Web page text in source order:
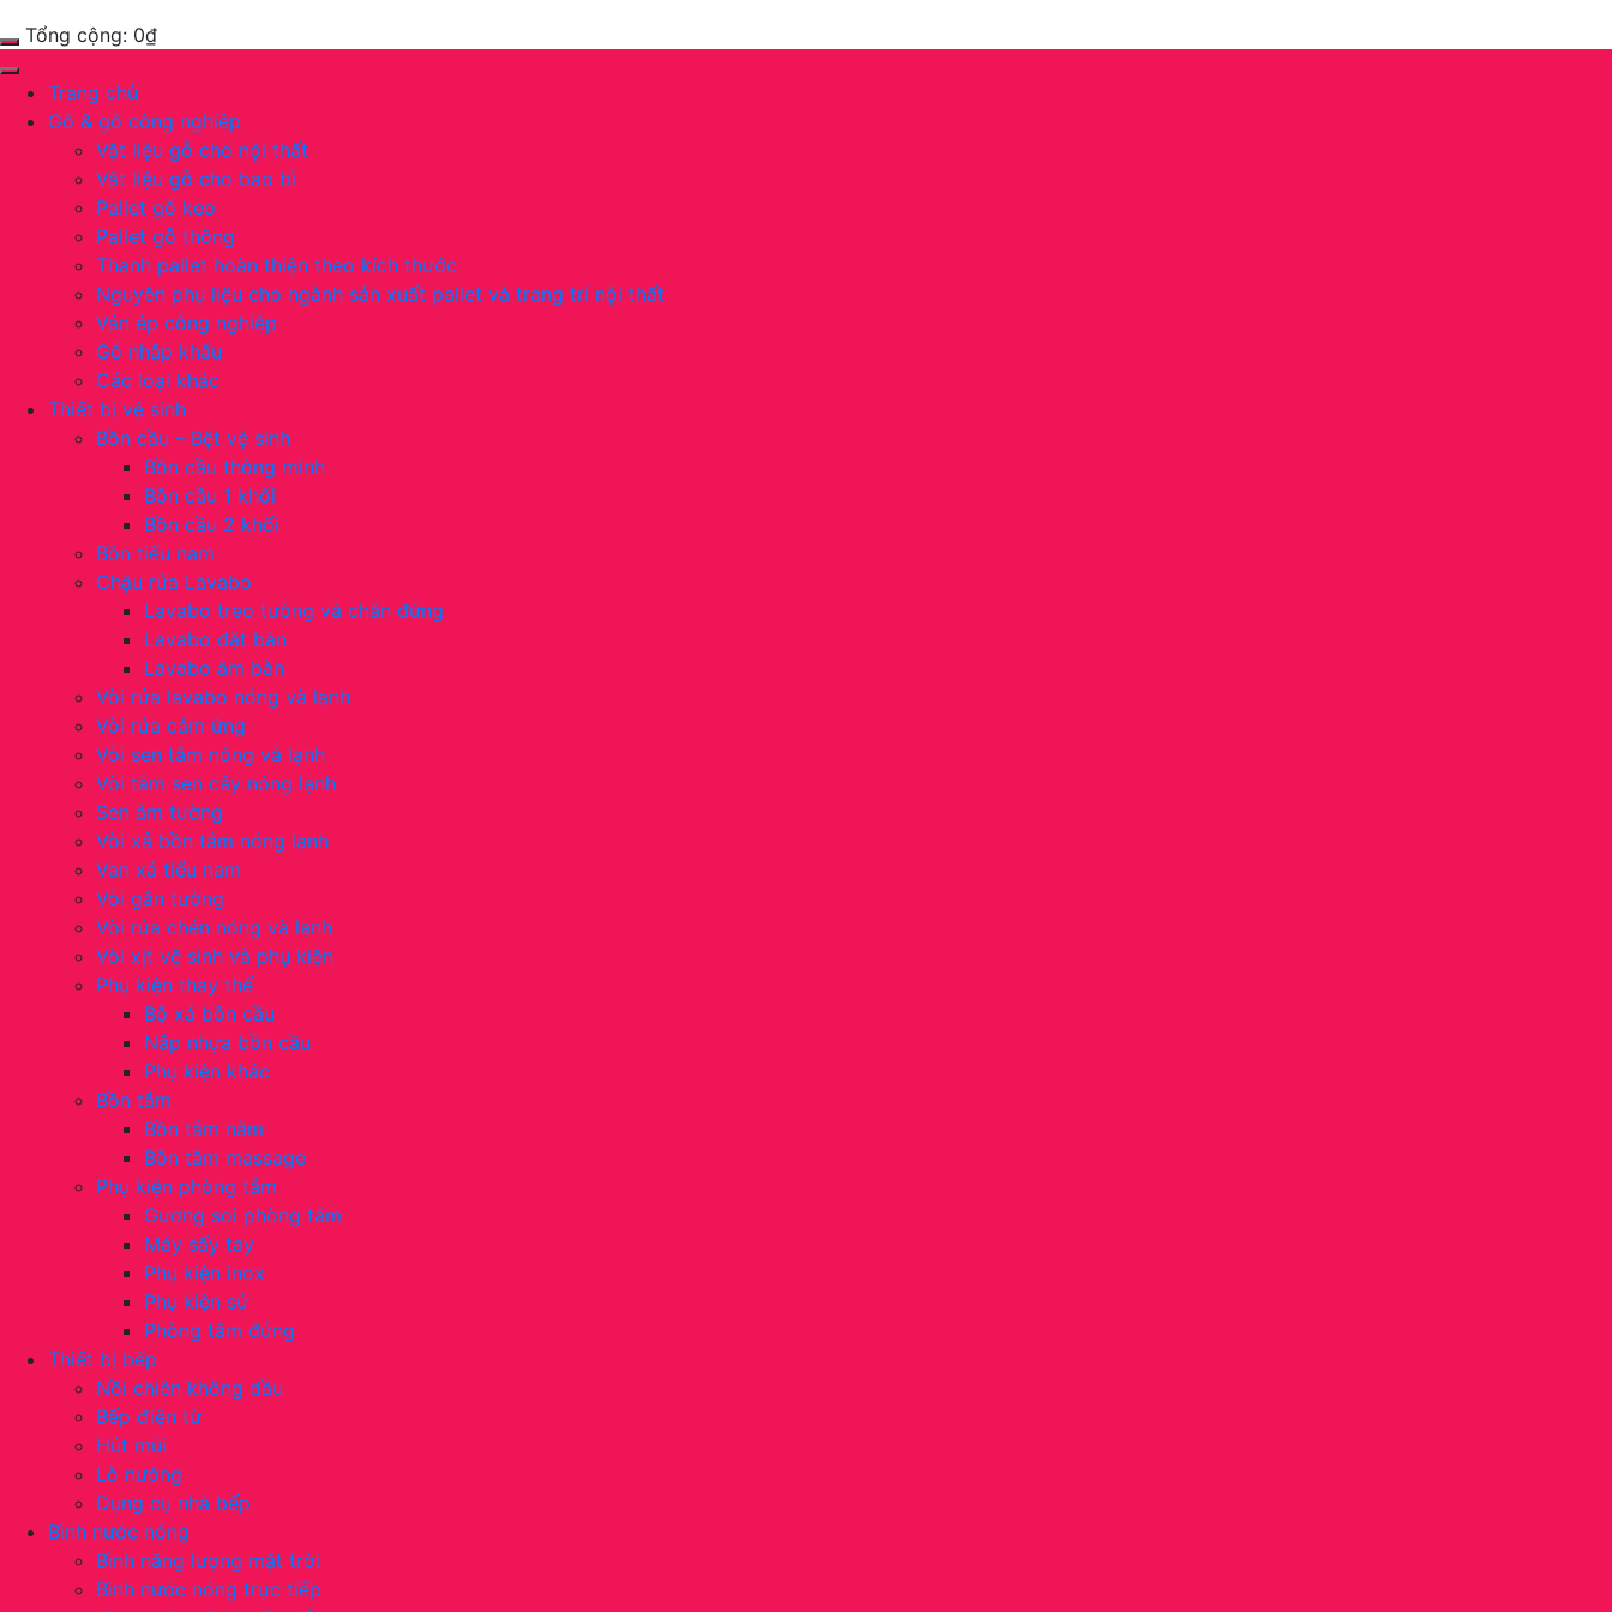
Tổng cộng: 0₫
Trang chủ
Gỗ & gỗ công nghiệp
Vật liệu gỗ cho nội thất
Vật liệu gỗ cho bao bì
Pallet gỗ keo
Pallet gỗ thông
Thanh pallet hoàn thiện theo kích thước
Nguyên phụ liệu cho ngành sản xuất pallet và trang trí nội thất
Ván ép công nghiệp
Gỗ nhập khẩu
Các loại khác
Thiết bị vệ sinh
Bồn cầu – Bệt vệ sinh
Bồn cầu thông minh
Bồn cầu 1 khối
Bồn cầu 2 khối
Bồn tiểu nam
Chậu rửa Lavabo
Lavabo treo tường và chân đứng
Lavabo đặt bàn
Lavabo âm bàn
Vòi rửa lavabo nóng và lạnh
Vòi rửa cảm ứng
Vòi sen tắm nóng và lạnh
Vòi tắm sen cây nóng lạnh
Sen âm tường
Vòi xả bồn tắm nóng lạnh
Van xả tiểu nam
Vòi gắn tường
Vòi rửa chén nóng và lạnh
Vòi xịt vệ sinh và phụ kiện
Phụ kiện thay thế
Bộ xả bồn cầu
Nắp nhựa bồn cầu
Phụ kiện khác
Bồn tắm
Bồn tắm nằm
Bồn tắm massage
Phụ kiện phòng tắm
Gương soi phòng tắm
Máy sấy tay
Phụ kiện inox
Phụ kiện sứ
Phòng tắm đứng
Thiết bị bếp
Nồi chiên không dầu
Bếp điện từ
Hút mùi
Lò nướng
Dụng cụ nhà bếp
Bình nước nóng
Bình năng lượng mặt trời
Bình nước nóng trực tiếp